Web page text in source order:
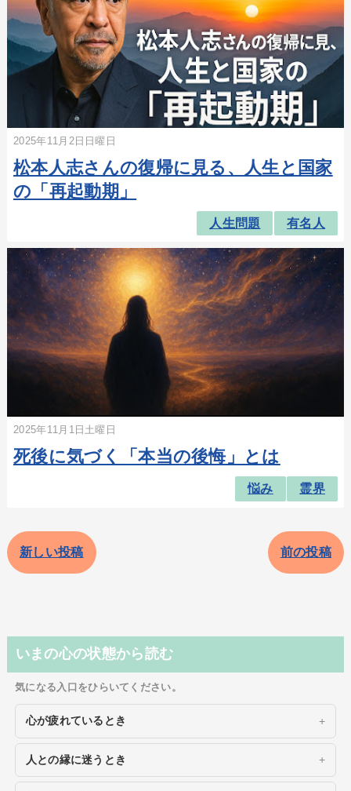
2025年11月2日日曜日
松本人志さんの復帰に見る、人生と国家
の「再起動期」
人生問題 有名人
2025年11月1日土曜日
死後に気づく「本当の後悔」とは
悩み 霊界
新しい投稿 前の投稿
いまの心の状態から読む
気になる入口をひらいてください。
心が疲れているとき
人との縁に迷うとき